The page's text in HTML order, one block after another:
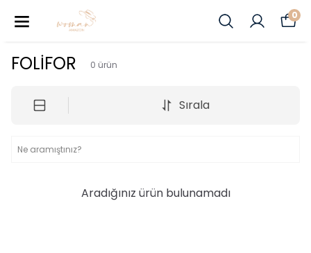
0
FOLİFOR 0 ürün
Sırala
Aradığınız ürün bulunamadı